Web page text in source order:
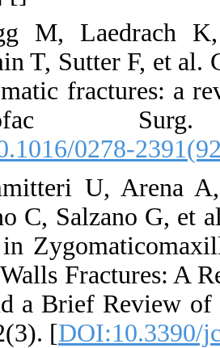
2. Zingg M,
Vuillemin T,
of zygomatic
[DOI:10.1016/
3.
Germano C,
Effects in
Orbital Walls
Italy and a
2023;12(3). [